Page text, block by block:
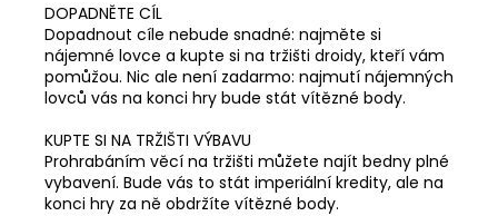
DOPADNĚTE CÍL
Dopadnout cíle nebude snadné: najměte si
nájemné lovce a kupte si na tržišti droidy, kteří vám
pomůžou. Nic ale není zadarmo: najmutí nájemných
lovců vás na konci hry bude stát vítězné body.
KUPTE SI NA TRŽIŠTI VÝBAVU
Prohrabáním věcí na tržišti můžete najít bedny plné
vybavení. Bude vás to stát imperiální kredity, ale na
konci hry za ně obdržíte vítězné body.